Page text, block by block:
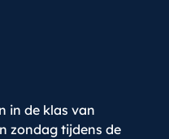
in de klas van
zondag tijdens de